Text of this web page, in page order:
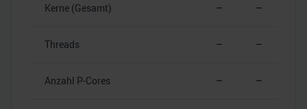
Kerne (Gesamt) – –
Threads – –
Anzahl P-Cores – –